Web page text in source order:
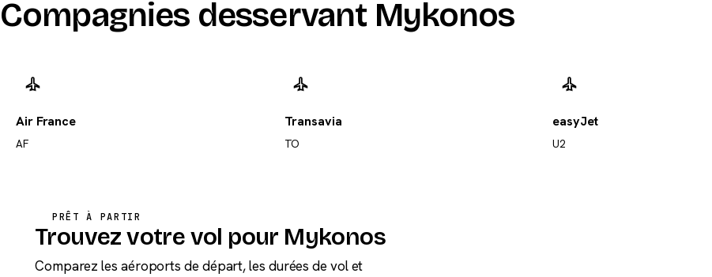
Compagnies desservant Mykonos
Air France
AF
Transavia
TO
easyJet
U2
PRÊT À PARTIR
Trouvez votre vol pour Mykonos
Comparez les aéroports de départ, les durées de vol et